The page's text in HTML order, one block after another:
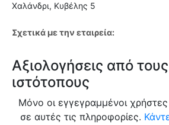
Χαλάνδρι, Κυβέλης 5
Σχετικά με την εταιρεία:
Αξιολογήσεις από
ιστότοπους
Μόνο οι εγγεγραμμένοι
σε αυτές τις πληροφορίες.